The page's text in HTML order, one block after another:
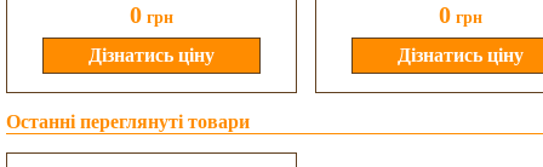
0 грн 0 грн
Останні переглянуті товари